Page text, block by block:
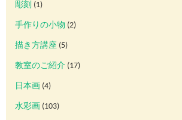
彫刻 (1)
手作りの小物 (2)
描き方講座 (5)
教室のご紹介 (17)
日本画 (4)
水彩画 (103)